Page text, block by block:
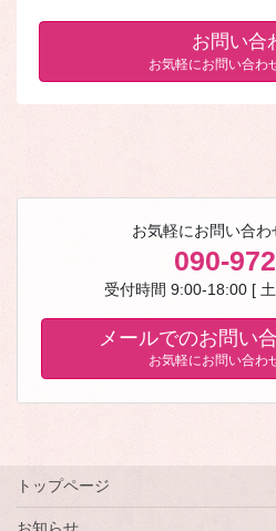
お問い合
お気軽にお問い合わ
お気軽にお問い合わ
090-
受付時間 9:00-18:00 [
メールでのお問い
お気軽にお問い合わ
トップページ
お知らせ